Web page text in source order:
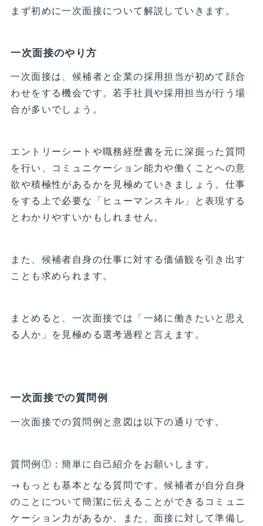
まず初めに一次面接について解説していきます。
一次面接のやり方
一次面接は、候補者と企業の採用担当が初めて顔合
わせをする機会です。若手社員や採用担当が行う場
合が多いでしょう。
エントリーシートや職務経歴書を元に深掘った質問
を行い、コミュニケーション能力や働くことへの意
欲や積極性があるかを見極めていきましょう。仕事
をする上で必要な「ヒューマンスキル」と表現する
とわかりやすいかもしれません。
また、候補者自身の仕事に対する価値観を引き出す
ことも求められます。
まとめると、一次面接では「一緒に働きたいと思え
る人か」を見極める選考過程と言えます。
一次面接での質問例
一次面接での質問例と意図は以下の通りです。
質問例①：簡単に自己紹介をお願いします。
→もっとも基本となる質問です。候補者が自分自身
のことについて簡潔に伝えることができるコミュニ
ケーション力があるか、また、面接に対して準備し